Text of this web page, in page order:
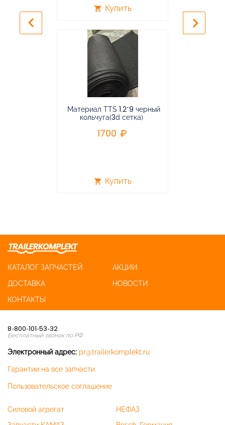
shopping_cart Купить
Материал TTS 1.2*9 черный
кольчуга(3d сетка)
1700
shopping_cart Купить
keyboard_arrow_left keyboard_arrow_right
КАТАЛОГ ЗАПЧАСТЕЙ
АКЦИИ
ДОСТАВКА
НОВОСТИ
КОНТАКТЫ
8-800-101-53-32
Бесплатный звонок по РФ
Электронный адрес: pr@trailerkomplekt.ru
Гарантии на все запчасти
Пользовательское соглашение
Силовой агрегат
НЕФАЗ